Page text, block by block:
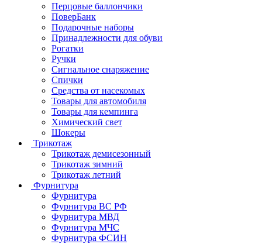
Перцовые баллончики
ПоверБанк
Подарочные наборы
Принадлежности для обуви
Рогатки
Ручки
Сигнальное снаряжение
Спички
Средства от насекомых
Товары для автомобиля
Товары для кемпинга
Химический свет
Шокеры
Трикотаж
Трикотаж демисезонный
Трикотаж зимний
Трикотаж летний
Фурнитура
Фурнитура
Фурнитура ВС РФ
Фурнитура МВД
Фурнитура МЧС
Фурнитура ФСИН